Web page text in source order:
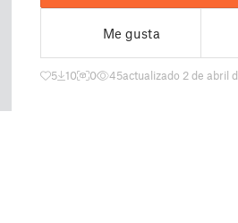
Me gusta
5 10 0 45actualizado 2 de abril